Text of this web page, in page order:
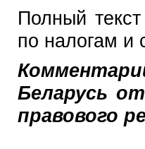
Полный
по налогам и
Беларусь
правового